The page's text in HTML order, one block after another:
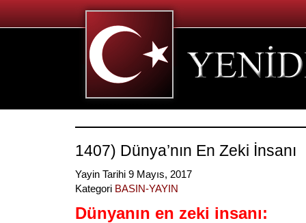
1407) Dünya’nın En Zeki İnsanı
Yayin Tarihi 9 Mayıs, 2017
Kategori BASIN-YAYIN
Dünyanın en zeki insanı: